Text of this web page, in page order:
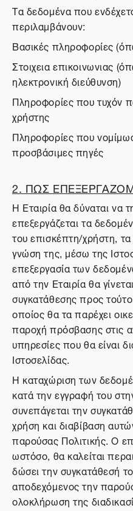
Τα δεδομένα που
περιλαμβάνουν:
Βασικές πληροφορίες
Στοιχεια επικοινωνιας
ηλεκτρονική διεύθυνση)
Πληροφορίες που τυχόν
χρήστης
Πληροφορίες που
προσβάσιμες πηγές
2. ΠΩΣ
Η Εταιρία θα δύναται να
επεξεργάζεται τα
του επισκέπτη/χρήστη,
γνώση της, μέσω της
επεξεργασία των
από την Εταιρία θα
συγκατάθεσης προς
οποίος θα τα παρέχει
παροχή πρόσβασης στις
υπηρεσίες που θα είναι
Ιστοσελίδας.
Η καταχώριση των
κατά την εγγραφή του
συνεπάγεται την
χρήση και διαβίβαση
παρούσας Πολιτικής. Ο
ωστόσο, θα καλείται
δώσει την συγκατάθεσή
αποδεχόμενος την
ολοκλήρωση της